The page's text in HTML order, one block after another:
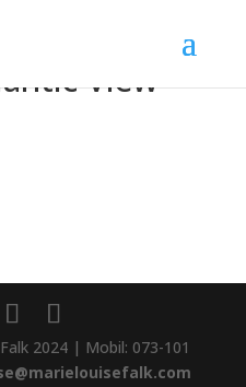
View
2024 | Mobil: 073-101